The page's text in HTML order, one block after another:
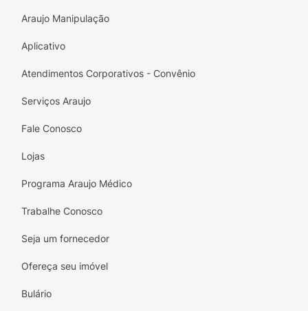
Araujo Manipulação
Aplicativo
Atendimentos Corporativos - Convênio
Serviços Araujo
Fale Conosco
Lojas
Programa Araujo Médico
Trabalhe Conosco
Seja um fornecedor
Ofereça seu imóvel
Bulário